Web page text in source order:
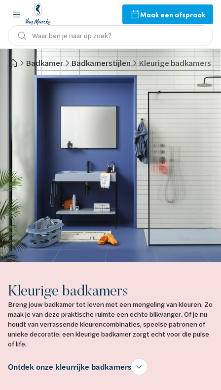
Maak een afspraak
Waar ben je naar op zoek?
Badkamer Badkamerstijlen Kleurige badkamers
Kleurige badkamers
Breng jouw badkamer tot leven met een mengeling van kleuren. Zo
maak je van deze praktische ruimte een echte blikvanger. Of je nu
houdt van verrassende kleurencombinaties, speelse patronen of
unieke decoratie: een kleurige badkamer zorgt echt voor die pulse
of life.
Ontdek onze kleurrijke badkamers